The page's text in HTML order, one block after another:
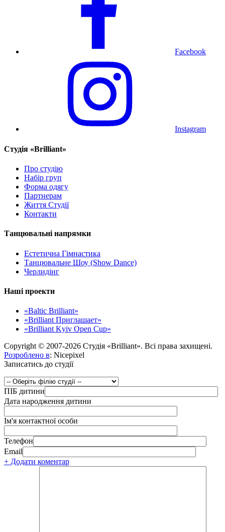
Facebook
Instagram
Cтудія «Brilliant»
Про студію
Набір груп
Форма одягу
Партнерам
Життя Студії
Контакти
Танцювальні напрямки
Естетична Гімнастика
Танцювальне Шоу (Show Dance)
Черлидінг
Наші проекти
«Baltic Brilliant»
«Brilliant Приглашает»
«Brilliant Kyiv Open Cup»
Copyright © 2007-2026 Студія «Brilliant». Всі права захищені.
Розроблено в: Nicepixel
Записатись до студії
ПІБ дитини
Дата народження дитини
Ім'я контактної особи
Телефон
Email
+ Додати коментар